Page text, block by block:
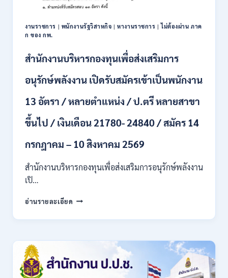
ป.ตรี
สาขา
/
21,250
สมัคร
10
–
ส.ค.
งานราชการ | พนักงานรัฐวิสาหกิจ |หางานราชการ |ไม่ต้องผ่าน ภาค
ก ของ กพ.
สำนักงานบริหารกองทุนเพื่อส่งเสริมการ
อนุรักษ์พลังงาน เปิดรับสมัครเข้าเป็นพนักงาน
13 อัตรา / หลายตำแหน่ง / ป.ตรี หลายสาขา
ขึ้นไป / เงินเดือน 21780- 24840 / สมัคร 14
กรกฎาคม – 10 สิงหาคม 2569
สำนักงานบริหารกองทุนเพื่อส่งเสริมการอนุรักษ์พลังงาน
เปิ…
อ่านรายละเอียด สำนักงาน
กองทุน
ส่ง
การ
อนุรักษ์